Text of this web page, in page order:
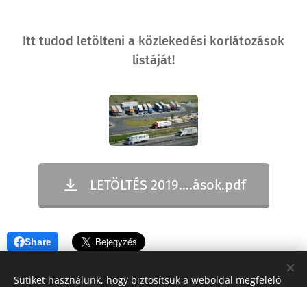
Itt tudod letölteni a közlekedési korlátozások
listáját!
LETÖLTÉS 2019....ások.pdf
Share
Sütiket használunk, hogy biztosítsuk a weboldal megfelelő